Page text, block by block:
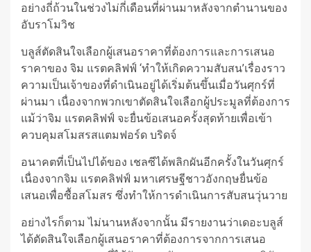
อย่างถี่ถ้วนในช่วงไม่กี่เดือนที่ผ่านมาหลังจากตำนานของ
อับราโมวิช
บลูส์ตัดสินใจเลือกผู้เสนอราคาที่ต้องการและการเสนอ
ราคาของ จิม แรตคลิฟฟ์ ‘ทำให้เกิดความสับสน’เรื่องราว
ความเป็นเจ้าของที่ดำเนินอยู่ได้เริ่มต้นขึ้นเมื่อวันศุกร์ที่
ผ่านมา เนื่องจากพวกเขาตัดสินใจเลือกผู้ประมูลที่ต้องการ
แม้ว่าจิม แรตคลิฟฟ์ จะยื่นข้อเสนอครั้งสุดท้ายเพื่อเข้า
ควบคุมสโมสรสแตมฟอร์ด บริดจ์
อนาคตที่เป็นไปได้ของ เชลซีได้พลิกผันอีกครั้งในวันศุกร์
เนื่องจากจิม แรตคลิฟฟ์ มหาเศรษฐีชาวอังกฤษยื่นข้อ
เสนอเพื่อซื้อสโมสร ซึ่งทำให้การดำเนินการสับสนวุ่นวาย
อย่างไรก็ตาม ไม่นานหลังจากนั้น มีรายงานว่าเดอะบลูส์
ได้ตัดสินใจเลือกผู้เสนอราคาที่ต้องการจากการเสนอ